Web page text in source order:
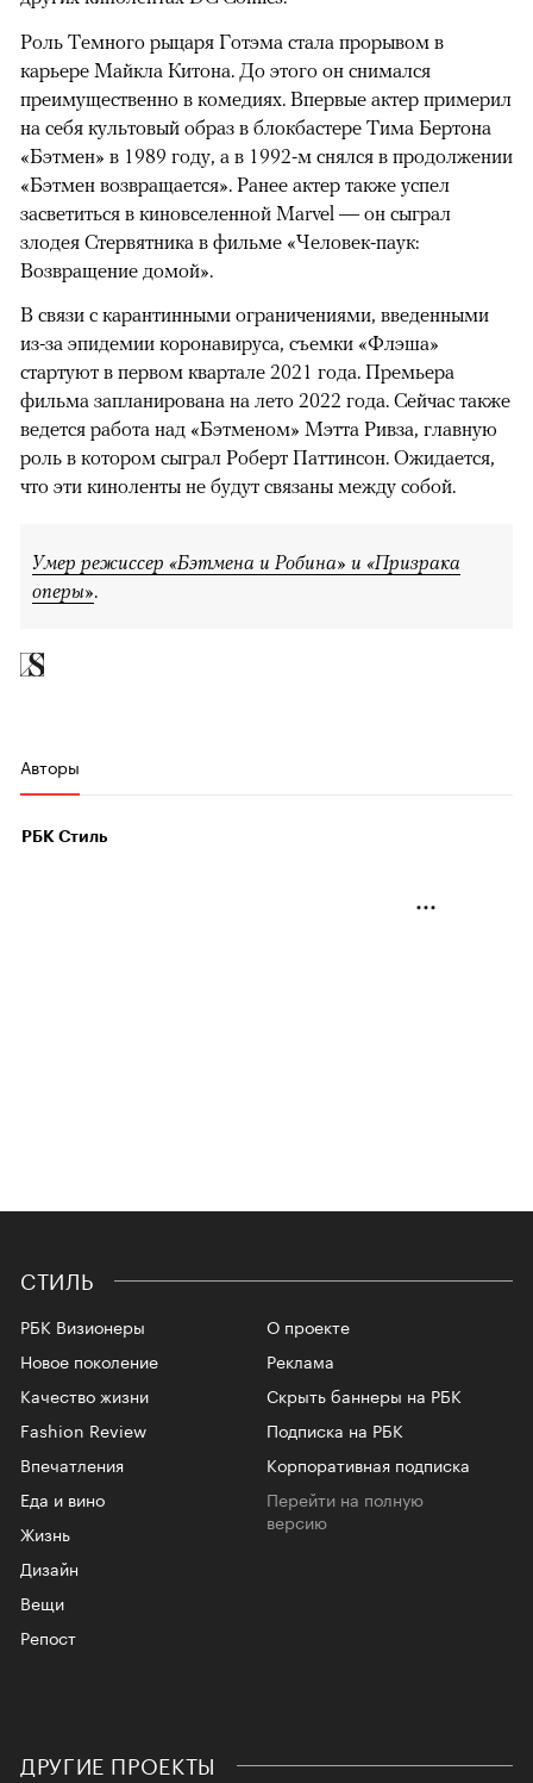
Роль Темного рыцаря Готэма стала прорывом в
карьере Майкла Китона. До этого он снимался
преимущественно в комедиях. Впервые актер примерил
на себя культовый образ в блокбастере Тима Бертона
«Бэтмен» в 1989 году, а в 1992-м снялся в продолжении
«Бэтмен возвращается». Ранее актер также успел
засветиться в киновселенной Marvel — он сыграл
злодея Стервятника в фильме «Человек-паук:
Возвращение домой».
В связи с карантинными ограничениями, введенными
из-за эпидемии коронавируса, съемки «Флэша»
стартуют в первом квартале 2021 года. Премьера
фильма запланирована на лето 2022 года. Сейчас также
ведется работа над «Бэтменом» Мэтта Ривза, главную
роль в котором сыграл Роберт Паттинсон. Ожидается,
что эти киноленты не будут связаны между собой.
Умер режиссер «Бэтмена и Робина» и «Призрака
оперы».
Авторы
РБК Стиль
СТИЛЬ
РБК Визионеры
Новое поколение
Качество жизни
Fashion Review
Впечатления
Еда и вино
Жизнь
Дизайн
Вещи
Репост
О проекте
Реклама
Скрыть баннеры на РБК
Подписка на РБК
Корпоративная подписка
Перейти на полную
версию
ДРУГИЕ ПРОЕКТЫ